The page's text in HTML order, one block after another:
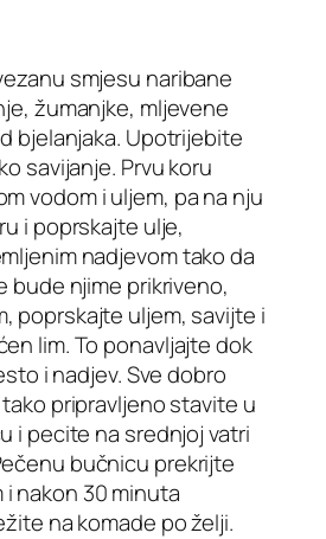
smjesu naribane
žumanjke, mljevene
bjelanjaka. Upotrijebite
savijanje. Prvu koru
vodom i uljem, pa na nju
i poprskajte ulje,
nadjevom tako da
bude njime prikriveno,
poprskajte uljem, savijte i
lim. To ponavljajte dok
i nadjev. Sve dobro
pripravljeno stavite u
i pecite na srednjoj vatri
bučnicu prekrijte
nakon 30 minuta
na komade po želji.